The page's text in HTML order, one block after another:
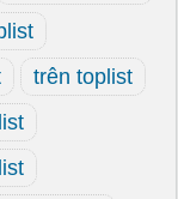
trên toplist